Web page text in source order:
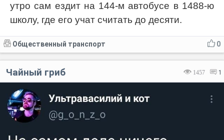
утро сам ездит на 144-м автобусе в 1488-ю
школу, где его учат считать до десяти.
0
Общественный транспорт
1457 1
Чайный гриб